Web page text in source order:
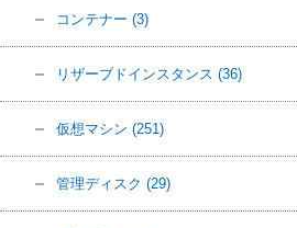
コンテナー (3)
リザーブドインスタンス (36)
仮想マシン (251)
管理ディスク (29)